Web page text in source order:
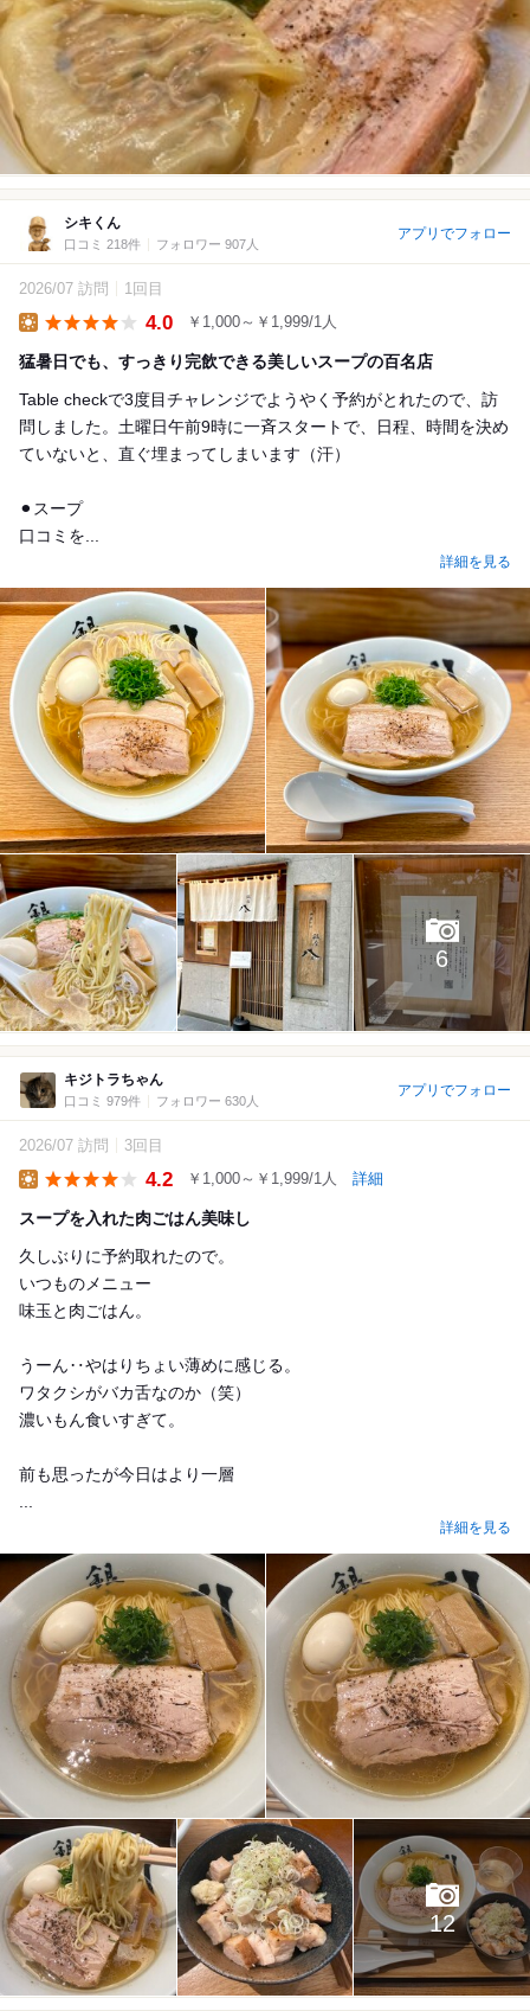
シキくん
口コミ 218件 フォロワー 907人
アプリでフォロー
2026/07 訪問 1回目
4.0 ￥1,000～￥1,999/1人
猛暑日でも、すっきり完飲できる美しいスープの百名店
Table checkで3度目チャレンジでようやく予約がとれたので、訪
問しました。土曜日午前9時に一斉スタートで、日程、時間を決め
ていないと、直ぐ埋まってしまいます（汗）
⚫︎スープ
口コミを...
詳細を見る
6
キジトラちゃん
口コミ 979件 フォロワー 630人
アプリでフォロー
2026/07 訪問 3回目
4.2 ￥1,000～￥1,999/1人 詳細
スープを入れた肉ごはん美味し
久しぶりに予約取れたので。
いつものメニュー
味玉と肉ごはん。
うーん‥やはりちょい薄めに感じる。
ワタクシがバカ舌なのか（笑）
濃いもん食いすぎて。
前も思ったが今日はより一層
詳細を見る
12